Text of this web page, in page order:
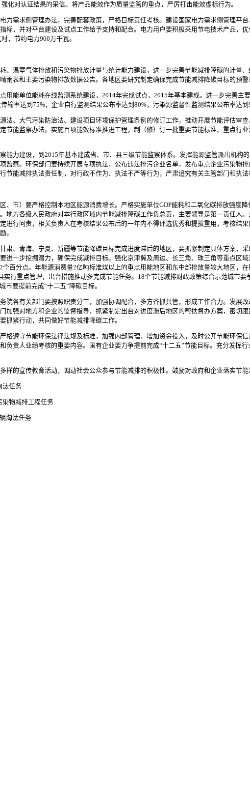
化对认证结果的采信。将产品能效作为质量监管的重点，严厉打击能效虚标行为。
需求侧管理办法，完善配套政策，严格目标责任考核。建设国家电力需求侧管理平
标，并对平台建设及试点工作给予支持和配合。电力用户要积极采用节电技术产品，
，节约电力900万千瓦。
温室气体排放和污染物排放计量与统计能力建设，进一步完善节能减排降碳的计量、
雨表和主要污染物排放数据公告。各地区要研究制定确保完成节能减排降碳目标的预警
能单位能耗在线监测系统建设，2014年完成试点，2015年基本建成。进一步完善主
输率达到75%，企业自行监测结果公布率达到80%，污染源监督性监测结果公布率达到
、大气污染防治法、建设项目环境保护管理条例的修订工作，推动开展节能评估审
节能监察办法。实施百项能效标准推进工程，制（修）订一批重要节能标准、重点行
力建设，到2015年基本建成省、市、县三级节能监察体系。发挥能源监管派出机构
监察。环保部门要持续开展专项执法，公布违法排污企业名单，发布重点企业污染物
节能减排执法责任制，对行政不作为、执法不严等行为，严肃追究有关主管部门和执法
市）要严格控制本地区能源消费增长。严格实施单位GDP能耗和二氧化碳排放强度
地方各级人民政府对本行政区域内节能减排降碳工作负总责，主要领导是第一责任人
进行问责，相关负责人在考核结果公布后的一年内不得评选优秀和提拔重用，考核结
。
、青海、宁夏、新疆等节能降碳目标完成进度滞后的地区，要抓紧制定具体方案，
进一步挖掘潜力，确保完成减排目标。强化京津冀及周边、长三角、珠三角等重点区
百分点。年能源消费量2亿吨标准煤以上的重点用能地区和东中部排放量较大地区，
行重点管理，出台措施推动多完成节能任务。18个节能减排财政政策综合示范城市
要提前完成“十二五”降碳目标。
各有关部门要按照职责分工，加强协调配合，多方齐抓共管，形成工作合力。发展
加强对地方和企业的监督指导，抓紧制定出台对进度滞后地区的帮扶督办方案，密切
抓紧行动，共同做好节能减排降碳工作。
遵守节能环保法律法规及标准，加强内部管理，增加资金投入，及时公开节能环保
负责人业绩考核的重要内容。国有企业要力争提前完成“十二五”节能目标。充分发挥
的宣传教育活动，调动社会公众参与节能减排的积极性。鼓励对政府和企业落实节能
任务
减排工程任务
汰任务